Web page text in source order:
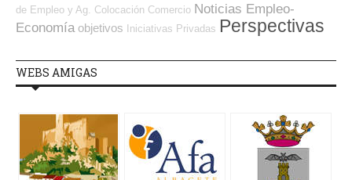
de Empleo y Ag. Colocación Comercio Noticias Empleo-
Economía objetivos Iniciativas Privadas Perspectivas
WEBS AMIGAS